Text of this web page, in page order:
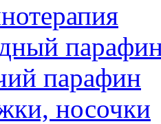
парафин
носочки